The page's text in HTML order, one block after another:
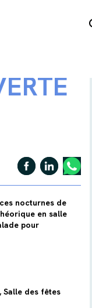
nocturnes de
en salle
pour
Salle des fêtes